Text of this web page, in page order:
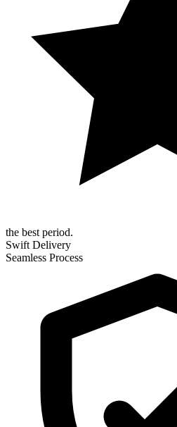
the best period.
Swift Delivery
Seamless Process